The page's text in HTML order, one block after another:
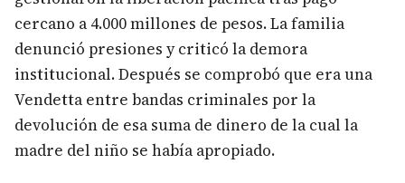
cercano a 4.000 millones de pesos. La familia
denunció presiones y criticó la demora
institucional. Después se comprobó que era una
Vendetta entre bandas criminales por la
devolución de esa suma de dinero de la cual la
madre del niño se había apropiado.